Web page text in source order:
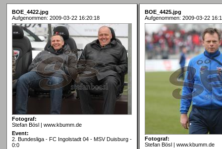
BOE_4422.jpg
Aufgenommen: 2009-03-22 16:20:18
Fotograf:
Stefan Bösl | www.kbumm.de
Event:
2. Bundesliga - FC Ingolstadt 04 - MSV Duisburg -
0:0
BOE_4425.jpg
Aufgenommen: 2009-03-22
Fotograf:
Stefan Bösl | www.kbumm.de